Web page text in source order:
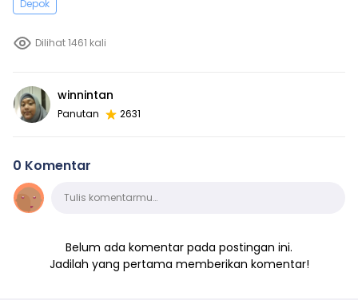
Depok
Dilihat 1461 kali
winnintan
Panutan 2631
0 Komentar
KomentarTulis komentarmu…
Belum ada komentar pada postingan ini.
Jadilah yang pertama memberikan komentar!